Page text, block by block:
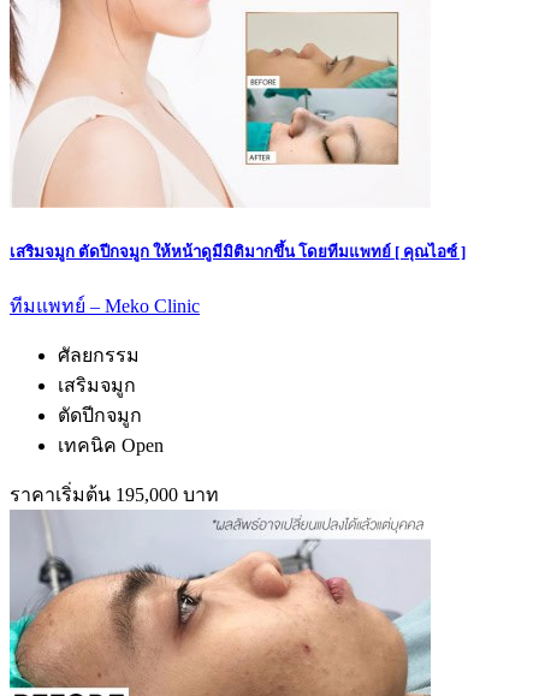
เสริมจมูก ตัดปีกจมูก ให้หน้าดูมีมิติมากขึ้น โดยทีมแพทย์ [ คุณไอซ์ ]
ทีมแพทย์ – Meko Clinic
ศัลยกรรม
เสริมจมูก
ตัดปีกจมูก
เทคนิค Open
ราคาเริ่มต้น 195,000 บาท